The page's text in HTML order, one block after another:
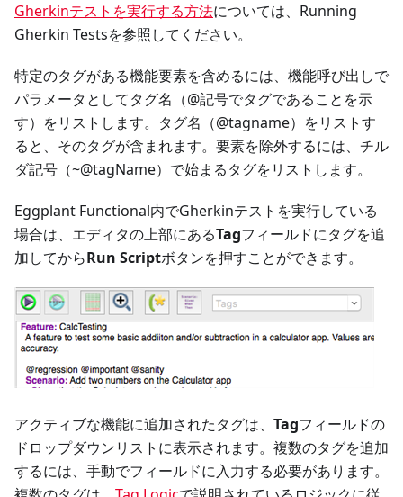
Gherkinテストを実行する方法については、Running
Gherkin Testsを参照してください。
特定のタグがある機能要素を含めるには、機能呼び出しで
パラメータとしてタグ名（@記号でタグであることを示
す）をリストします。タグ名（@tagname）をリストす
ると、そのタグが含まれます。要素を除外するには、チル
ダ記号（~@tagName）で始まるタグをリストします。
Eggplant Functional内でGherkinテストを実行している
場合は、エディタの上部にあるTagフィールドにタグを追
加してからRun Scriptボタンを押すことができます。
アクティブな機能に追加されたタグは、 Tagフィールドの
ドロップダウンリストに表示されます。複数のタグを追加
するには、手動でフィールドに入力する必要があります。